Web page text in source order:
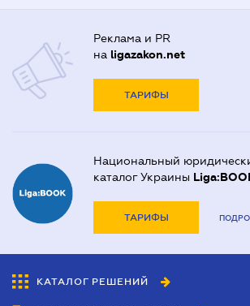
Реклама и PR
на ligazakon.net
ТАРИФЫ
Национальный
каталог Украины
ТАРИФЫ
КАТАЛОГ РЕШЕНИЙ